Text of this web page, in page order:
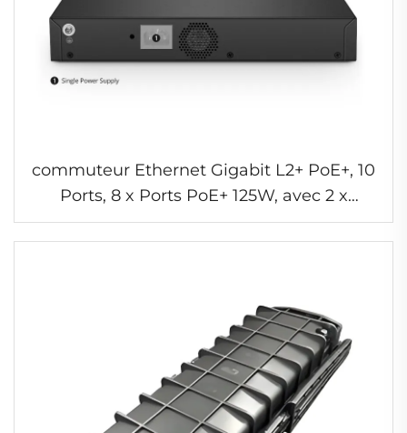
commuteur Ethernet Gigabit L2+ PoE+, 10
Ports, 8 x Ports PoE+ 125W, avec 2 x
Uplinks SFP 1/2.5Gb